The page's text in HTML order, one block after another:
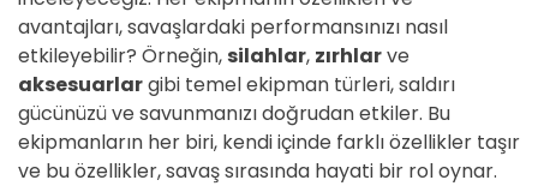
avantajları, savaşlardaki performansınızı nasıl
etkileyebilir? Örneğin, silahlar, zırhlarve
aksesuarlargibi temel ekipman türleri, saldırı
gücünüzü ve savunmanızı doğrudan etkiler. Bu
ekipmanların her biri, kendi içinde farklı özellikler taşır
ve bu özellikler, savaş sırasında hayati bir rol oynar.